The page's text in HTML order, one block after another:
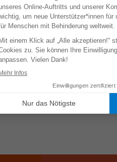
mit ihr daran, ihre
Die HI-Teams zeigten
zu helfen und boten ihnen